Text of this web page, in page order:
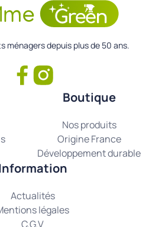
ménagers depuis plus de 50 ans.
Boutique
Nos produits
Origine France
Développement durable
Actualités
légales
C.G.V